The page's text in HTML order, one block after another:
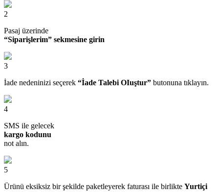
2
Pasaj üzerinde
“Siparişlerim” sekmesine girin
3
İade nedeninizi seçerek “İade Talebi OIuştur” butonuna tıklayın.
4
SMS ile gelecek
kargo kodunu
not alın.
5
Ürünü eksiksiz bir şekilde paketleyerek faturası ile birlikte Yurtiçi